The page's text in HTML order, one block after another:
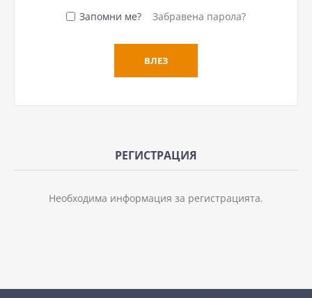
Запомни ме? Забравена парола?
РЕГИСТРАЦИЯ
Необходима информация за регистрацията.